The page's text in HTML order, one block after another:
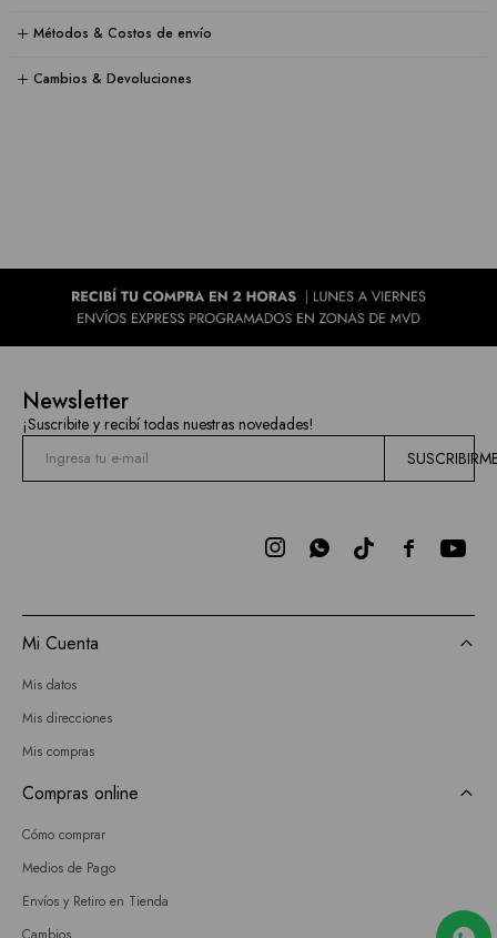
Métodos & Costos de envío
Cambios & Devoluciones
Newsletter
¡Suscribite y recibí todas nuestras novedades!

 
Mi Cuenta
Mis datos
Mis direcciones
Mis compras
Compras online
Cómo comprar
Medios de Pago
Envíos y Retiro en Tienda